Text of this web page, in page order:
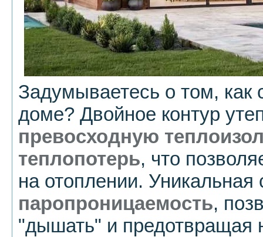
Задумываетесь о том, как
доме? Двойное контур
превосходную
теплопотерь, что
на отоплении. Уникальная
паропроницаемость,
"дышать" и предотвращая